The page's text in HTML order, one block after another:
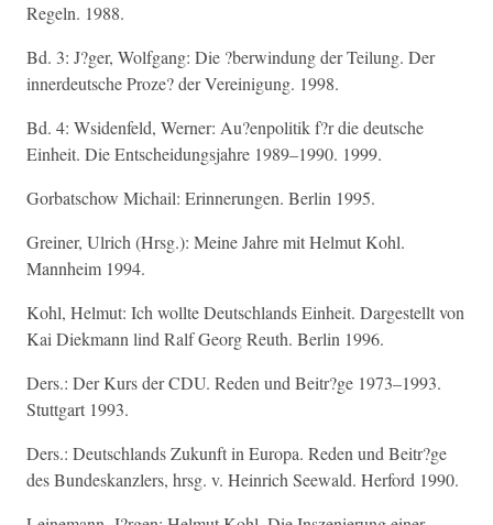
Regeln. 1988.
Bd. 3: J?ger, Wolfgang: Die ?berwindung der Teilung. Der
innerdeutsche Proze? der Vereinigung. 1998.
Bd. 4: Wsidenfeld, Werner: Au?enpolitik f?r die deutsche
Einheit. Die Entscheidungsjahre 1989–1990. 1999.
Gorbatschow Michail: Erinnerungen. Berlin 1995.
Greiner, Ulrich (Hrsg.): Meine Jahre mit Helmut Kohl.
Mannheim 1994.
Kohl, Helmut: Ich wollte Deutschlands Einheit. Dargestellt von
Kai Diekmann lind Ralf Georg Reuth. Berlin 1996.
Ders.: Der Kurs der CDU. Reden und Beitr?ge 1973–1993.
Stuttgart 1993.
Ders.: Deutschlands Zukunft in Europa. Reden und Beitr?ge
des Bundeskanzlers, hrsg. v. Heinrich Seewald. Herford 1990.